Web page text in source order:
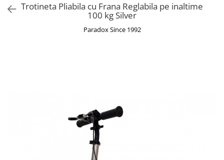
Baby on Board
Accesorii Siguranta Auto
Trotineta Pliabila cu Frana Reglabila pe inaltime
100 kg Silver
Paradox Since 1992